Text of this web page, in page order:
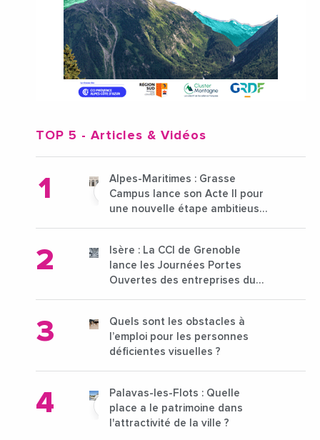
TOP 5 - Articles & Vidéos
Alpes-Maritimes : Grasse
Campus lance son Acte II pour
une nouvelle étape ambitieuse
Isère : La CCI de Grenoble
lance les Journées Portes
Ouvertes des entreprises du
Quels sont les obstacles à
l’emploi pour les personnes
déficientes visuelles ?
Palavas-les-Flots : Quelle
place a le patrimoine dans
l'attractivité de la ville ?